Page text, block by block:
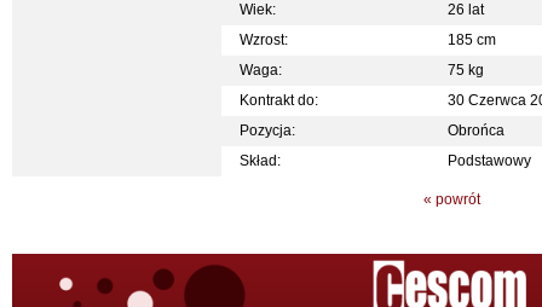
Wiek:
26 lat
Wzrost:
185 cm
Waga:
75 kg
Kontrakt do:
30 Czerwca
Pozycja:
Obrońca
Skład:
Podstawowy
« powrót